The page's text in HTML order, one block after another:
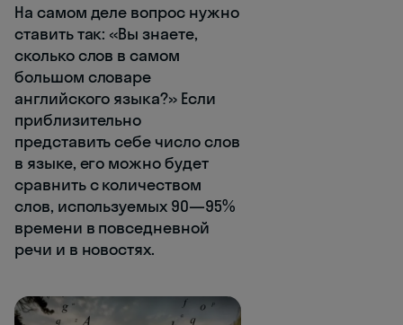
На самом деле вопрос нужно
ставить так: «Вы знаете,
сколько слов в самом
большом словаре
английского языка?» Если
приблизительно
представить себе число слов
в языке, его можно будет
сравнить с количеством
слов, используемых 90—95%
времени в повседневной
речи и в новостях.